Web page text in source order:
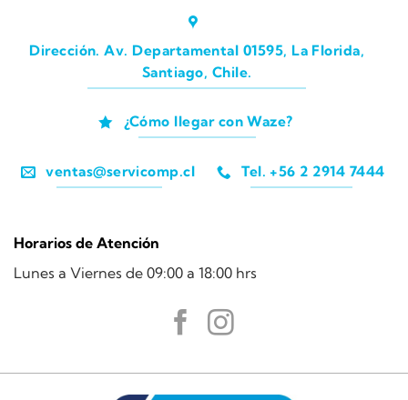
Dirección. Av. Departamental 01595, La Florida,
Santiago, Chile.
¿Cómo llegar con Waze?
ventas@servicomp.cl Tel. +56 2 2914 7444
Horarios de Atención
Lunes a Viernes de 09:00 a 18:00 hrs